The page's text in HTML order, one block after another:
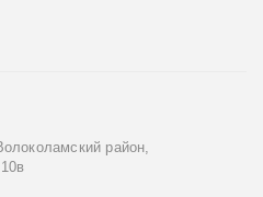
район,